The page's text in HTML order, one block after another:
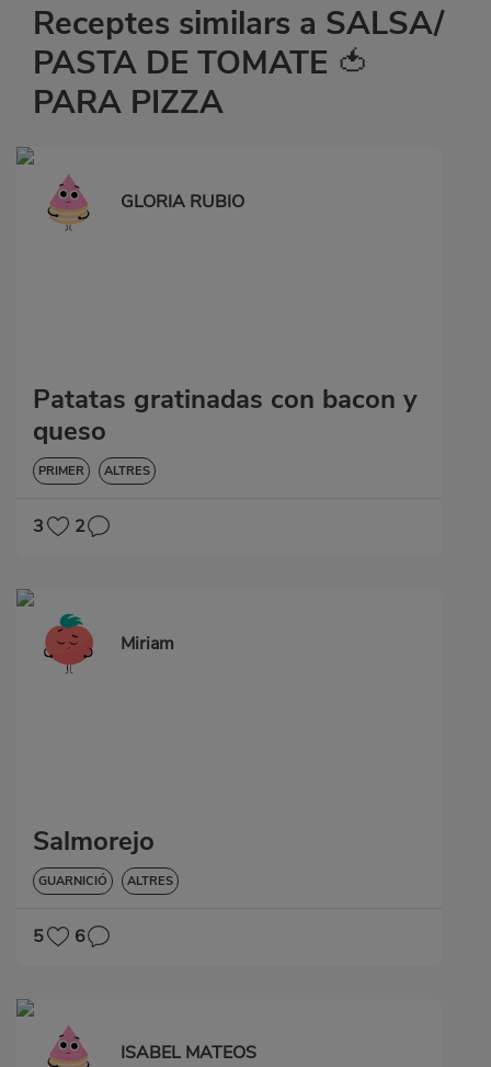
Receptes similars a SALSA/
PASTA DE TOMATE 🍅
PARA PIZZA
GLORIA RUBIO
Patatas gratinadas con bacon y
queso
PRIMER ALTRES
3 2
Miriam
Salmorejo
GUARNICIÓ ALTRES
5 6
ISABEL MATEOS